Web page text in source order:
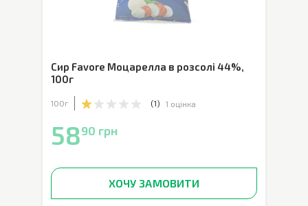
Сир Favore Моцарелла в розсолі 44%,
100г
100г (1) 1 оцінка
5890 грн
ХОЧУ ЗАМОВИТИ